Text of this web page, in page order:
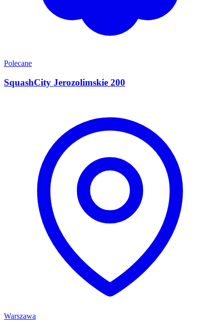
Polecane
SquashCity Jerozolimskie 200
Warszawa